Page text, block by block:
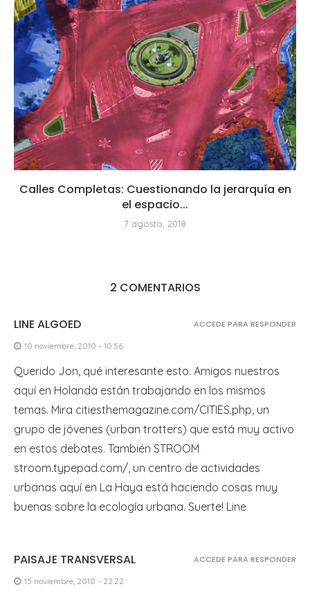
Calles Completas: Cuestionando la jerarquía en
el espacio...
7 agosto, 2018
2 COMENTARIOS
LINE ALGOED
10 noviembre, 2010 - 10:56
Querido Jon, qué interesante esto. Amigos nuestros
aquí en Holanda están trabajando en los mismos
temas. Mira citiesthemagazine.com/CITIES.php, un
grupo de jóvenes (urban trotters) que está muy activo
en estos debates. También STROOM
stroom.typepad.com/, un centro de actividades
urbanas aquí en La Haya está haciendo cosas muy
buenas sobre la ecología urbana. Suerte! Line
ACCEDE PARA RESPONDER
PAISAJE TRANSVERSAL
15 noviembre, 2010 - 22:22
ACCEDE PARA RESPONDER